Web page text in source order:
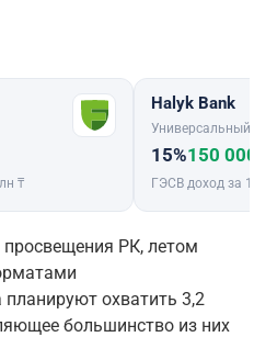
₸
Halyk Bank
Универсальный
15%
ГЭСВ
150
доход за
РК, летом
охватить 3,2
большинство из них